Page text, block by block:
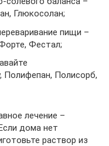
Глюкосолан;
пищи –
Фестал;
Полифепан, Полисорб,
лечение –
дома нет
раствор из